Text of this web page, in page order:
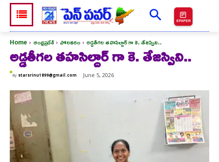
EPAPER
Home ఆంధ్రప్రదేశ్ పోలవరం అడ్డతీగల తహసిల్దార్ గా కె. తేజస్విని..
అడ్డతీగల తహసిల్దార్ గా కె. తేజస్విని..
By starsrinu1899@gmail.com June 5, 2026